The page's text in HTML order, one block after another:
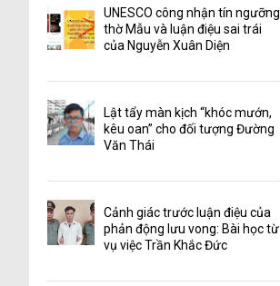
UNESCO công nhận tín ngưỡng
thờ Mẫu và luận điệu sai trái
của Nguyễn Xuân Diện
Lật tẩy màn kịch “khóc mướn,
kêu oan” cho đối tượng Đường
Văn Thái
Cảnh giác trước luận điệu của
phản động lưu vong: Bài học từ
vụ việc Trần Khắc Đức